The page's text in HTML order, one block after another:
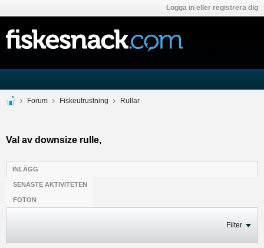
Logga in eller registrera dig
Forum Fiskeutrustning Rullar
Val av downsize rulle,
INLÄGG
SENASTE AKTIVITETEN
FOTON
Filter